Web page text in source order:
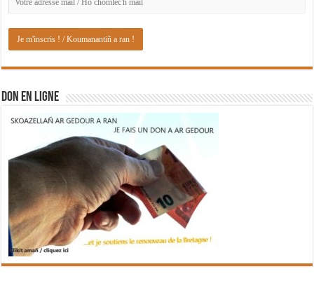
DON EN LIGNE